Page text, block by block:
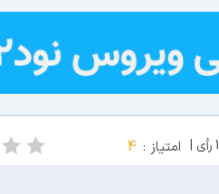
رأی | امتیاز : 4